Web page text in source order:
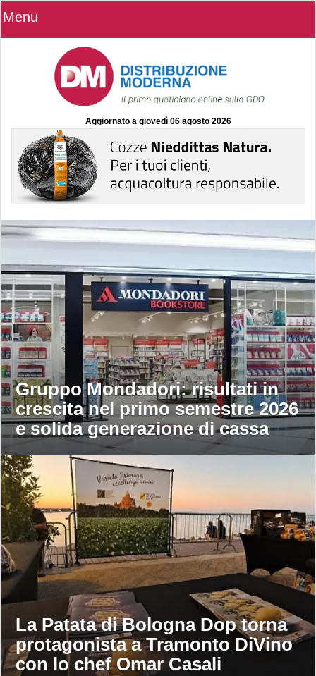
Menu
Aggiornato a giovedì 06 agosto 2026
Gruppo Mondadori: risultati in
crescita nel primo semestre 2026
e solida generazione di cassa
La Patata di Bologna Dop torna
protagonista a Tramonto DiVino
con lo chef Omar Casali